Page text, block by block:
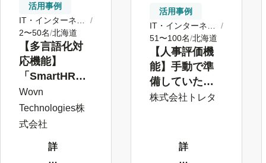
活用事例
IT・インターネッ
ト
2〜50名 北海道
【多言語化対
応機能】
「SmartHRの
便利さを外国
人従業員も実
感」確かな翻
ぎ、業務効率
Wovn
Technologies株
式会社
詳
し
活用事例
IT・インターネッ
ト
51〜100名 北海道
【人事評価機
能】手動で準
備していた複
数の評価シー
工数を3日→1
株式会社トレタ
詳
し